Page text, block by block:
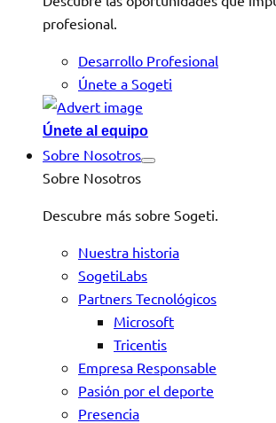
profesional.
Desarrollo Profesional
Únete a Sogeti
Únete al equipo
Sobre Nosotros
Sobre Nosotros
Descubre más sobre Sogeti.
Nuestra historia
SogetiLabs
Partners Tecnológicos
Microsoft
Tricentis
Empresa Responsable
Pasión por el deporte
Presencia